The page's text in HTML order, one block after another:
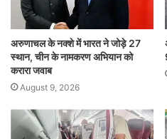
अरुणाचल के नक्शे में भारत ने जोड़े 27
स्थान, चीन के नामकरण अभियान को
करारा जवाब
August 9, 2026